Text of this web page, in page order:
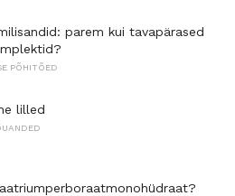
parem kui tavapärased
PÕHITÕED
lilled